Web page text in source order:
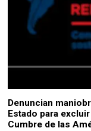
Denuncian
Estado para
Cumbre de las